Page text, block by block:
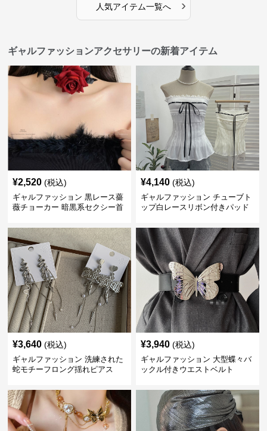
人気アイテム一覧へ ›
ギャルファッションアクセサリーの新着アイテム
¥2,520 (税込)
ギャルファッション 黒レース薔
薇チョーカー 暗黒系セクシー首
¥4,140 (税込)
ギャルファッション チューブト
ップ白レースリボン付きパッド
¥3,640 (税込)
ギャルファッション 洗練された
蛇モチーフロング揺れピアス
¥3,940 (税込)
ギャルファッション 大型蝶々バ
ックル付きウエストベルト